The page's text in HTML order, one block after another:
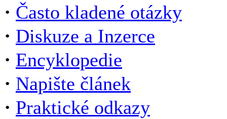
· Často kladené otázky
· Diskuze a Inzerce
· Encyklopedie
· Napište článek
· Praktické odkazy